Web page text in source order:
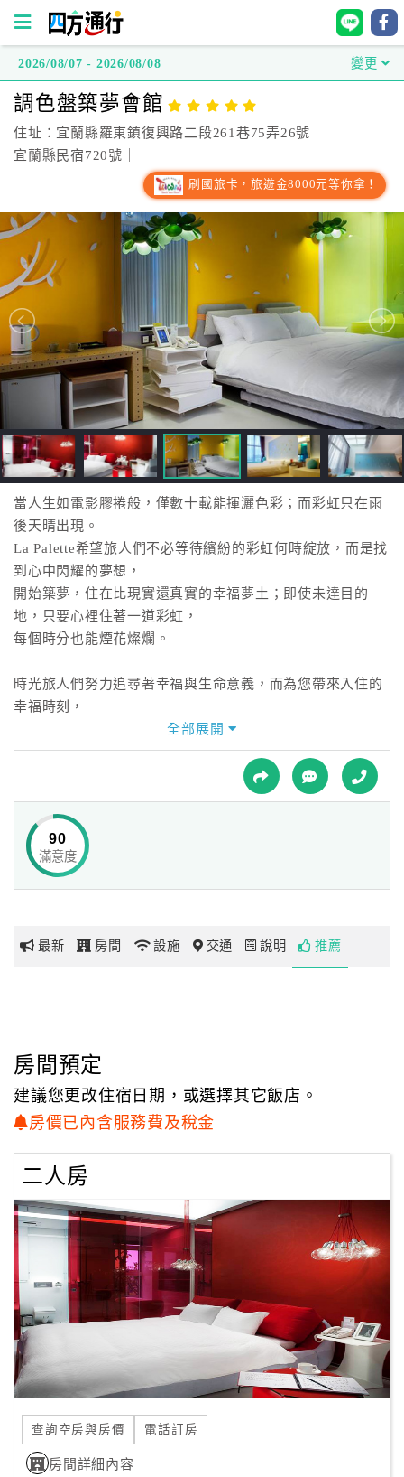
方
通
行
台
灣
房
跟
飯
店
訂
房
HOT
特
色
民
球
網
玩
地
圖
顧
務
客
滿
意
度
訂
單
管
理
2026/08/07 - 2026/08/08 變更
調色盤築夢會館
住址：宜蘭縣羅東鎮復興路二段261巷75弄26號
宜蘭縣民宿720號｜
刷國旅卡，旅遊金8000元等你拿！
當人生如電影膠捲般，僅數十載能揮灑色彩；而彩虹只在雨
後天晴出現。
La Palette希望旅人們不必等待繽紛的彩虹何時綻放，而是找
到心中閃耀的夢想，
開始築夢，住在比現實還真實的幸福夢土；即使未達目的
地，只要心裡住著一道彩虹，
每個時分也能煙花燦爛。
時光旅人們努力追尋著幸福與生命意義，而為您帶來入住的
幸福時刻，
是La Palette的榮幸與心願！但我們的遠景與使命更放遠於回
到生活軌道的旅人們，
能充滿著正面溫柔的光芒與築夢的動力，來完成自己人生的
除了頂級硬體設備，La Palette重視與旅客相處的真摯時刻。
旅行更需要一個家來安頓身心，所以我們像家人般自在親
切，
除了調顏色，我們更精心地將菜色、音色、氣色的細節融入
住宿服務中，
在地當令的健康美味食材、不同型態的音樂播放、人文藝術
讓旅客從內到外調色，在淳厚的蘭陽平原裡，重新綻放生命
的光采並勇敢築夢，
住在自己的幸福彩虹夢。
除了不定期的四色講座(顏色、菜色、音色、氣色)與築夢活
動，
調色盤未來更希望成為深根在地並擁抱國際視野的平台，
分享更多讓生命美好幸福的人事物。天開了，大地有光影色
彩；
心開了，陽光灑進來，生命才能綻放光采。真正的奢華，
來自真摯永恆每一刻，在 La Palette遇見彩虹，讓每個時分
全部展開
90
滿意度
最新 房間 設施 交通 說明 推薦
房間預定
建議您更改住宿日期，或選擇其它飯店。
房價已內含服務費及稅金
二人房
查詢空房與房價 電話訂房
房間詳細內容